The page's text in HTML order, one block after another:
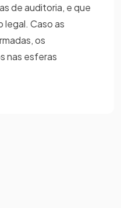
de auditoria, e que
Caso as
os
nas esferas